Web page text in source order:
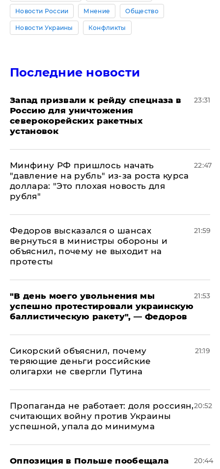
Новости России Мнение Общество
Новости Украины Конфликты
Последние новости
Запад призвали к рейду спецназа в
Россию для уничтожения
северокорейских ракетных
установок
23:31
Минфину РФ пришлось начать
"давление на рубль" из-за роста курса
доллара: "Это плохая новость для
рубля"
22:47
Федоров высказался о шансах
вернуться в министры обороны и
объяснил, почему не выходит на
протесты
21:59
​"В день моего увольнения мы
успешно протестировали украинскую
баллистическую ракету", — Федоров
21:53
Сикорский объяснил, почему
теряющие деньги российские
олигархи не свергли Путина
21:19
​Пропаганда не работает: доля россиян,
считающих войну против Украины
успешной, упала до минимума
20:52
Оппозиция в Польше пообещала
20:44